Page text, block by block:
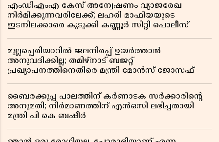
എംഡിഎംഎ കേസ് അന്വേഷണം വ്യാജരേഖ
നിർമിക്കുന്നവരിലേക്ക്; ലഹരി മാഫിയയുടെ
ഇടനിലക്കാരെ കുടുക്കി കണ്ണൂർ സിറ്റി പൊലീസ്
മുല്ലപ്പെരിയാറിൽ ജലനിരപ്പ് ഉയർത്താൻ
അനുവദിക്കില്ല; തമിഴ്നാട് ബജറ്റ്
പ്രഖ്യാപനത്തിനെതിരെ മന്ത്രി മോൻസ് ജോസഫ്
ബൈരക്കുപ്പ പാലത്തിന് കർണാടക സർക്കാരിൻ്റെ
അനുമതി; നിർമാണത്തിന് എൻഒസി ലഭിച്ചതായി
മന്ത്രി പി കെ ബഷീർ